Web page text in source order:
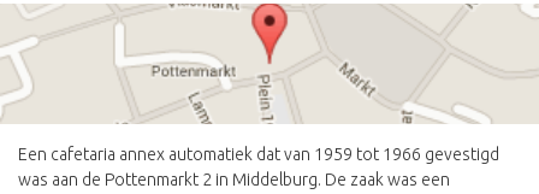
Een cafetaria annex automatiek dat van 1959 tot 1966 gevestigd
was aan de Pottenmarkt 2 in Middelburg. De zaak was een